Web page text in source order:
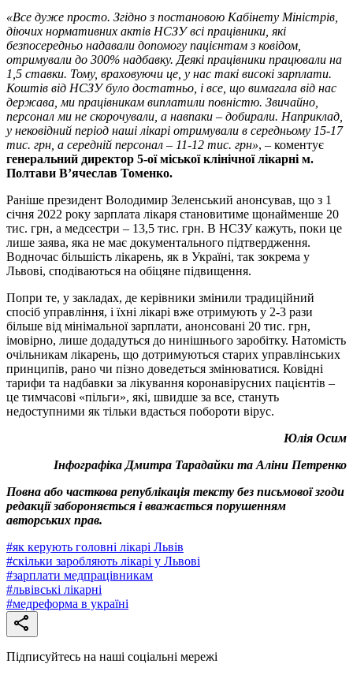
«Все дуже просто. Згідно з постановою Кабінету Міністрів,
діючих нормативних актів НСЗУ всі працівники, які
безпосередньо надавали допомогу пацієнтам з ковідом,
отримували до 300% надбавку. Деякі працівники працювали на
1,5 ставки. Тому, враховуючи це, у нас такі високі зарплати.
Коштів від НСЗУ було достатньо, і все, що вимагала від нас
держава, ми працівникам виплатили повністю. Звичайно,
персонал ми не скорочували, а навпаки – добирали. Наприклад,
у нековідний період наші лікарі отримували в середньому 15-17
тис. грн, а середній персонал – 11-12 тис. грн», – коментує
генеральний директор 5-ої міської клінічної лікарні м.
Полтави В’ячеслав Томенко.
Раніше президент Володимир Зеленський анонсував, що з 1
січня 2022 року зарплата лікаря становитиме щонайменше 20
тис. грн, а медсестри – 13,5 тис. грн. В НСЗУ кажуть, поки це
лише заява, яка не має документального підтвердження.
Водночас більшість лікарень, як в Україні, так зокрема у
Львові, сподіваються на обіцяне підвищення.
Попри те, у закладах, де керівники змінили традиційний
спосіб управління, і їхні лікарі вже отримують у 2-3 рази
більше від мінімальної зарплати, анонсовані 20 тис. грн,
імовірно, лише додадуться до нинішнього заробітку. Натомість
очільникам лікарень, що дотримуються старих управлінських
принципів, рано чи пізно доведеться змінюватися. Ковідні
тарифи та надбавки за лікування коронавірусних пацієнтів –
це тимчасові «пільги», які, швидше за все, стануть
недоступними як тільки вдасться побороти вірус.
Юлія Осим
Інфографіка Дмитра Тарадайки та Аліни Петренко
Повна або часткова републікація тексту без письмової згоди
редакції забороняється і вважається порушенням
авторських прав.
#як керують головні лікарі Львів
#скільки заробляють лікарі у Львові
#зарплати медпрацівникам
#львівські лікарні
#медреформа в україні
Підписуйтесь на наші соціальні мережі